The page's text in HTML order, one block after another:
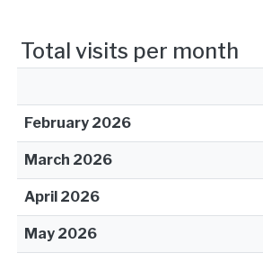
Total visits per month
February 2026
March 2026
April 2026
May 2026